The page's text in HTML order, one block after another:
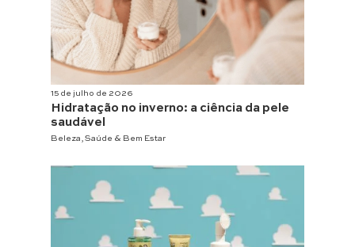
15 de julho de 2026
Hidratação no inverno: a ciência da pele
saudável
Beleza Saúde & Bem Estar